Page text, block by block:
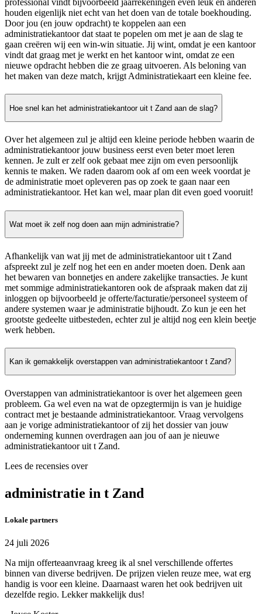
professional vindt bijvoorbeeld jaarrekeningen even leuk en anderen
houden eigenlijk niet echt van het doen van de totale boekhouding.
Door jou (en jouw opdracht) te koppelen aan een
administratiekantoor dat staat te popelen om met je aan de slag te
gaan creëren wij een win-win situatie. Jij wint, omdat je een kantoor
vindt dat graag met je werkt en het kantoor wint, omdat ze een
nieuwe opdracht hebben die ze graag uitvoeren. Als beloning van
het maken van deze match, krijgt Administratiekaart een kleine fee.
Hoe snel kan het administratiekantoor uit t Zand aan de slag?
Over het algemeen zul je altijd een kleine periode hebben waarin de
administratiekantoor jouw business eerst even beter moet leren
kennen. Je zult er zelf ook gebaat mee zijn om even persoonlijk
kennis te maken. We raden daarom ook af om een week voordat je
de administratie moet opleveren pas op zoek te gaan naar een
administratiekantoor. Het kan wel, maar plan dit even goed vooruit!
Wat moet ik zelf nog doen aan mijn administratie?
Afhankelijk van wat jij met de administratiekantoor uit t Zand
afspreekt zul je zelf nog het een en ander moeten doen. Denk aan
het bewaren van bonnetjes en andere zakelijke transacties. Je kunt
met sommige administratiekantoren ook de afspraak maken dat zij
inloggen op bijvoorbeeld je offerte/facturatie/personeel systeem of
andere systemen waar je administratie bijhoudt. Zo kun je een het
grootste gedeelte uitbesteden, echter zul je altijd nog een klein beetje
werk hebben.
Kan ik gemakkelijk overstappen van administratiekantoor t Zand?
Overstappen van administratiekantoor is over het algemeen geen
probleem. Ga wel even na wat de opzegtermijn is van je huidige
contract met je bestaande administratiekantoor. Vraag vervolgens
aan je vorige administratiekantoor of zij het dossier van jouw
onderneming kunnen overdragen aan jou of aan je nieuwe
administratiekantoor uit t Zand.
Lees de recensies over
administratie in t Zand
Lokale partners
24 juli 2026
Na mijn offerteaanvraag kreeg ik al snel verschillende offertes
binnen van diverse bedrijven. De prijzen vielen reuze mee, wat erg
handig is voor een kleine. Daarnaast waren het ook bedrijven uit
dezelfde regio. Lekker makkelijk dus!